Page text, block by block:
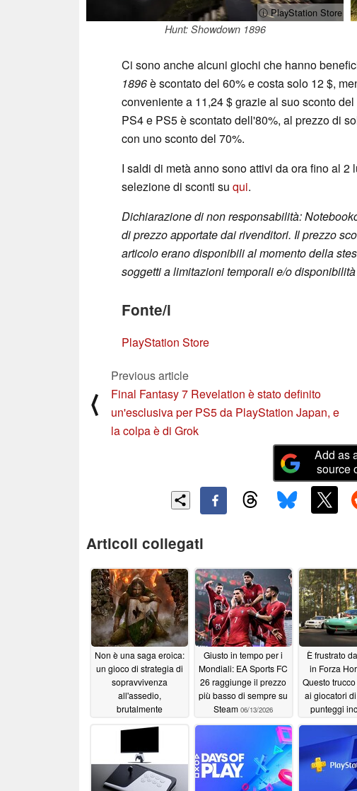
ⓘ PlayStation Store
Hunt: Showdown 1896
Ci sono anche alcuni giochi che hanno
1896è scontato del 60% e costa solo 12 $,
conveniente a 11,24 $ grazie al suo sconto del
PS4 e PS5 è scontato dell'80%, al prezzo di
con uno sconto del 70%.
I saldi di metà anno sono attivi da ora fino al
selezione di sconti su qui.
Dichiarazione di non responsabilità:
di prezzo apportate dai rivenditori. Il prezzo
articolo erano disponibili al momento della
soggetti a limitazioni temporali e/o
Fonte/i
PlayStation Store
⟨
Previous article
Final Fantasy 7 Revelation è stato definito
un'esclusiva per PS5 da PlayStation Japan, e
la colpa è di Grok
Add as
source
Articoli collegati
Non è una saga eroica:
un gioco di strategia di
sopravvivenza
all'assedio,
brutalmente
06/13/2026
Giusto in tempo per i
Mondiali: EA Sports FC
26 raggiunge il prezzo
più basso di sempre su
Steam 06/13/2026
È frustrato
in Forza
Questo
ai giocatori
punteggi
06/13/